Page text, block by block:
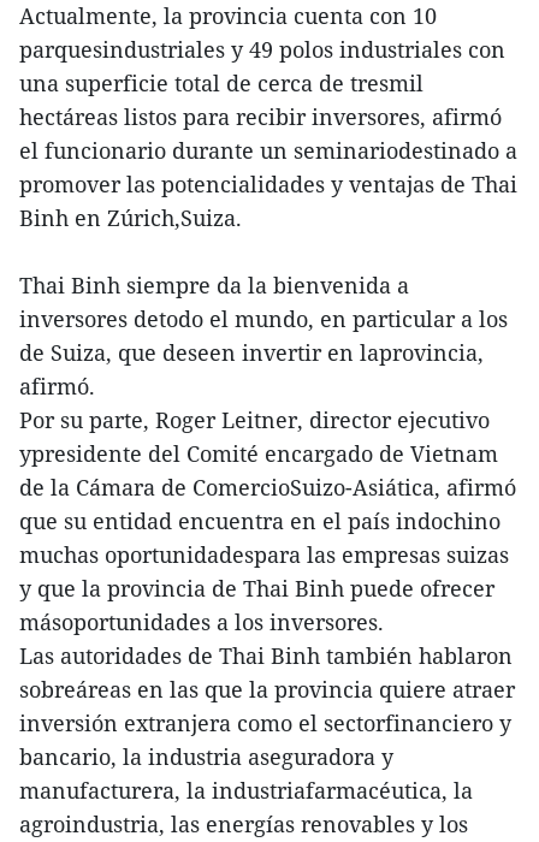
Actualmente, la provincia cuenta con 10
parquesindustriales y 49 polos industriales con
una superficie total de cerca de tresmil
hectáreas listos para recibir inversores, afirmó
el funcionario durante un seminariodestinado a
promover las potencialidades y ventajas de Thai
Binh en Zúrich,Suiza.
Thai Binh siempre da la bienvenida a
inversores detodo el mundo, en particular a los
de Suiza, que deseen invertir en laprovincia,
afirmó.
Por su parte, Roger Leitner, director ejecutivo
ypresidente del Comité encargado de Vietnam
de la Cámara de ComercioSuizo-Asiática, afirmó
que su entidad encuentra en el país indochino
muchas oportunidadespara las empresas suizas
y que la provincia de Thai Binh puede ofrecer
másoportunidades a los inversores.
Las autoridades de Thai Binh también hablaron
sobreáreas en las que la provincia quiere atraer
inversión extranjera como el sectorfinanciero y
bancario, la industria aseguradora y
manufacturera, la industriafarmacéutica, la
agroindustria, las energías renovables y los